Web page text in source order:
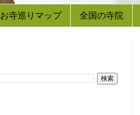
お寺巡りマップ 全国の寺院